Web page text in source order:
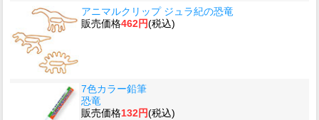
アニマルクリップ ジュラ紀の恐竜
販売価格462円(税込)
7色カラー鉛筆
恐竜
販売価格132円(税込)